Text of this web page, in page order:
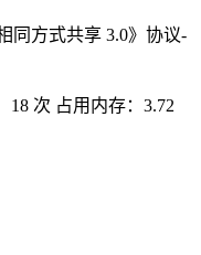
同方式共享 3.0》协议-
18 次 占用内存：3.72